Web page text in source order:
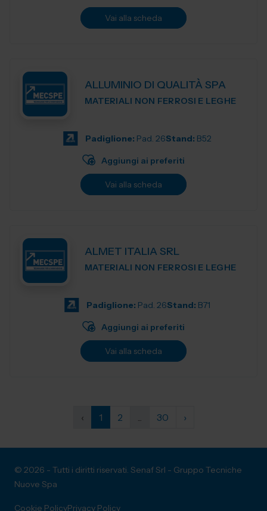
Vai alla scheda
ALLUMINIO DI QUALITÀ SPA
MATERIALI NON FERROSI E LEGHE
Padiglione: Pad. 26Stand: B52
Aggiungi ai preferiti
Vai alla scheda
ALMET ITALIA SRL
MATERIALI NON FERROSI E LEGHE
Padiglione: Pad. 26Stand: B71
Aggiungi ai preferiti
Vai alla scheda
‹ 1 2 ... 30 ›
© 2026 - Tutti i diritti riservati. Senaf Srl - Gruppo Tecniche
Nuove Spa
Cookie PolicyPrivacy Policy